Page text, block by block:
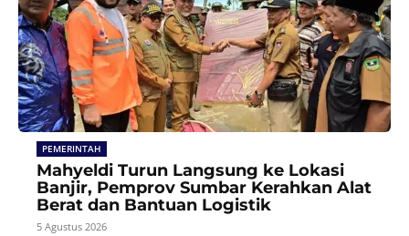
PEMERINTAH
Mahyeldi Turun Langsung ke Lokasi
Banjir, Pemprov Sumbar Kerahkan Alat
Berat dan Bantuan Logistik
5 Agustus 2026